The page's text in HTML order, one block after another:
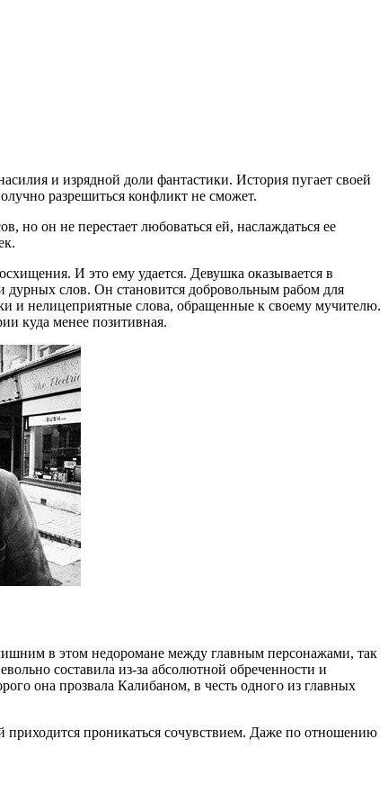
и изрядной доли фантастики. История пугает своей
разрешиться конфликт не сможет.
но он не перестает любоваться ей, наслаждаться ее
И это ему удается. Девушка оказывается в
дурных слов. Он становится добровольным рабом для
и нелицеприятные слова, обращенные к своему мучителю.
куда менее позитивная.
в этом недоромане между главным персонажами, так
составила из-за абсолютной обреченности и
она прозвала Калибаном, в честь одного из главных
приходится проникаться сочувствием. Даже по отношению